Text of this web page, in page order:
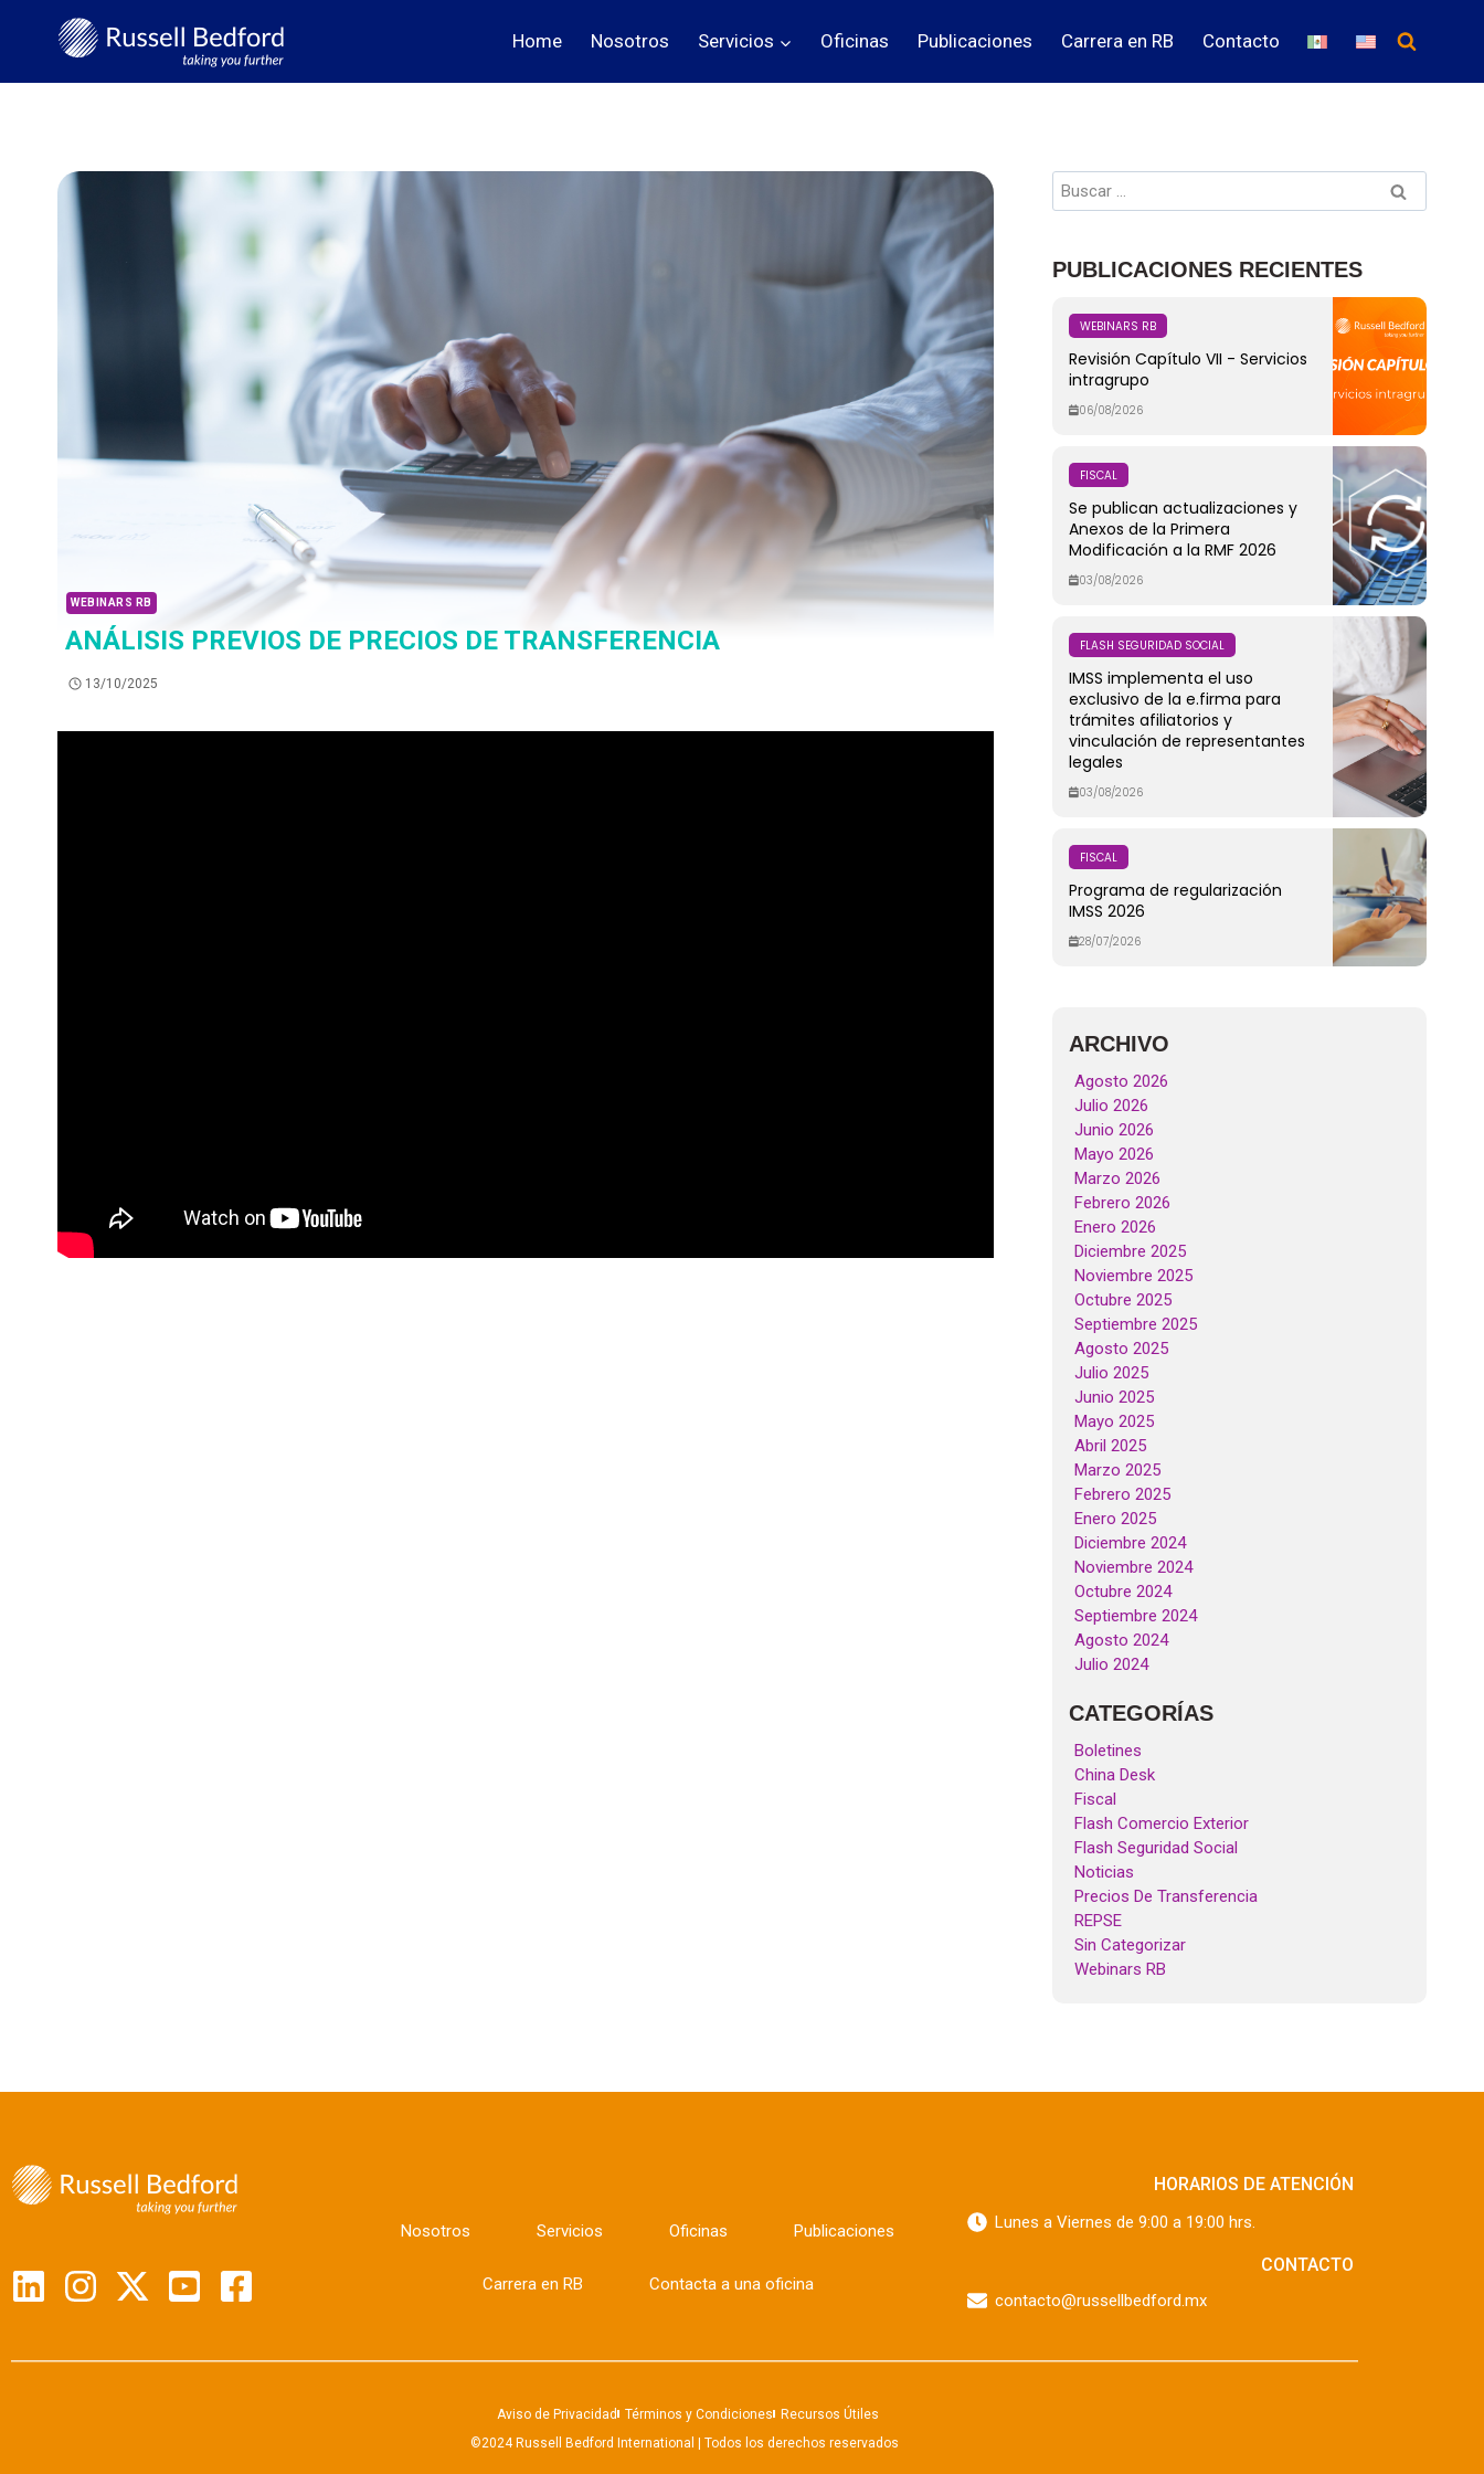
Home Nosotros Servicios Oficinas Publicaciones Carrera en RB Contacto
WEBINARS RB
ANÁLISIS PREVIOS DE PRECIOS DE TRANSFERENCIA
13/10/2025
PUBLICACIONES RECIENTES
WEBINARS RB
Revisión Capítulo VII - Servicios
intragrupo
06/08/2026
FISCAL
Se publican actualizaciones y
Anexos de la Primera
Modificación a la RMF 2026
03/08/2026
FLASH SEGURIDAD SOCIAL
IMSS implementa el uso
exclusivo de la e.firma para
trámites afiliatorios y
vinculación de representantes
legales
03/08/2026
FISCAL
Programa de regularización
IMSS 2026
28/07/2026
ARCHIVO
Agosto 2026
Julio 2026
Junio 2026
Mayo 2026
Marzo 2026
Febrero 2026
Enero 2026
Diciembre 2025
Noviembre 2025
Octubre 2025
Septiembre 2025
Agosto 2025
Julio 2025
Junio 2025
Mayo 2025
Abril 2025
Marzo 2025
Febrero 2025
Enero 2025
Diciembre 2024
Noviembre 2024
Octubre 2024
Septiembre 2024
Agosto 2024
Julio 2024
CATEGORÍAS
Boletines
China Desk
Fiscal
Flash Comercio Exterior
Flash Seguridad Social
Noticias
Precios De Transferencia
REPSE
Sin Categorizar
Webinars RB
Nosotros Servicios Oficinas Publicaciones
Carrera en RB Contacta a una oficina
HORARIOS DE ATENCIÓN
Lunes a Viernes de 9:00 a 19:00 hrs.
CONTACTO
contacto@russellbedford.mx
Aviso de Privacidad Términos y Condiciones Recursos Útiles
©2024 Russell Bedford International | Todos los derechos reservados